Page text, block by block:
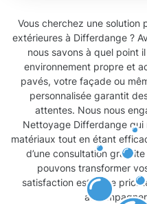
Vous cherchez une solution
extérieures à Differdange ?
nous savons à quel point
environnement propre et
pavés, votre façade ou
personnalisée garantit
attentes. Nous nous
Nettoyage Differdange qui
matériaux tout en étant
d’une consultation
pouvons transformer
satisfaction est notre